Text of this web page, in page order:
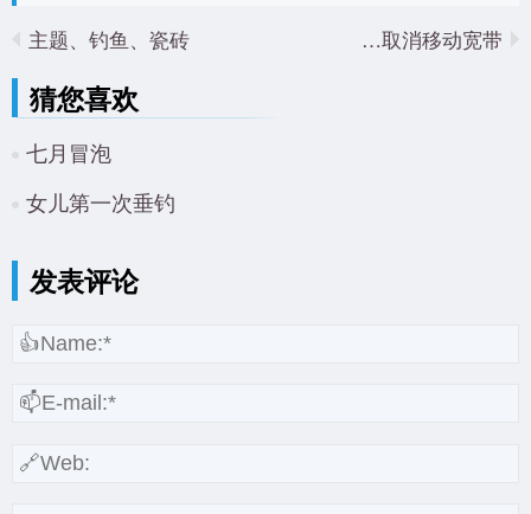
主题、钓鱼、瓷砖
取消移动宽带…
猜您喜欢
七月冒泡
女儿第一次垂钓
发表评论